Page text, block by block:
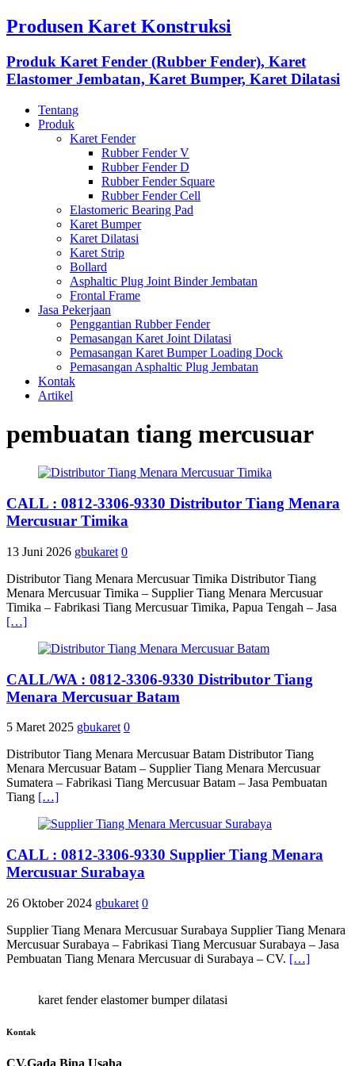
Produsen Karet Konstruksi
Produk Karet Fender (Rubber Fender), Karet
Elastomer Jembatan, Karet Bumper, Karet Dilatasi
Tentang
Produk
Karet Fender
Rubber Fender V
Rubber Fender D
Rubber Fender Square
Rubber Fender Cell
Elastomeric Bearing Pad
Karet Bumper
Karet Dilatasi
Karet Strip
Bollard
Asphaltic Plug Joint Binder Jembatan
Frontal Frame
Jasa Pekerjaan
Penggantian Rubber Fender
Pemasangan Karet Joint Dilatasi
Pemasangan Karet Bumper Loading Dock
Pemasangan Asphaltic Plug Jembatan
Kontak
Artikel
pembuatan tiang mercusuar
CALL : 0812-3306-9330 Distributor Tiang Menara
Mercusuar Timika
13 Juni 2026 gbukaret 0
Distributor Tiang Menara Mercusuar Timika Distributor Tiang
Menara Mercusuar Timika – Supplier Tiang Menara Mercusuar
Timika – Fabrikasi Tiang Mercusuar Timika, Papua Tengah – Jasa
[…]
CALL/WA : 0812-3306-9330 Distributor Tiang
Menara Mercusuar Batam
5 Maret 2025 gbukaret 0
Distributor Tiang Menara Mercusuar Batam Distributor Tiang
Menara Mercusuar Batam – Supplier Tiang Menara Mercusuar
Sumatera – Fabrikasi Tiang Mercusuar Batam – Jasa Pembuatan
Tiang […]
CALL : 0812-3306-9330 Supplier Tiang Menara
Mercusuar Surabaya
26 Oktober 2024 gbukaret 0
Supplier Tiang Menara Mercusuar Surabaya Supplier Tiang Menara
Mercusuar Surabaya – Fabrikasi Tiang Mercusuar Surabaya – Jasa
Pembuatan Tiang Menara Mercusuar di Surabaya – CV. […]
karet fender elastomer bumper dilatasi
Kontak
CV.Gada Bina Usaha